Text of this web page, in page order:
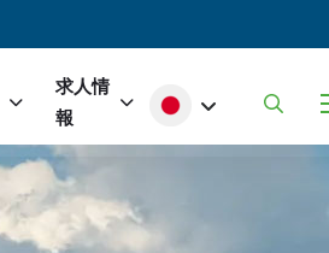
求人情
報
Select your language